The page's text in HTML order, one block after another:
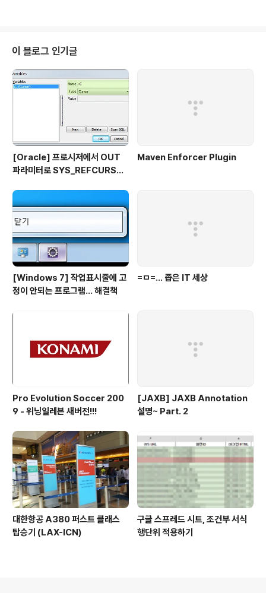
유무 자유) ▶ 추가 혜택 매달 최우수 서포터즈 1명을 뽑아
위메프 50,000P를 드립니다. ▶ 서포터즈는 무엇을 하나
요? 자신의 블로그에 위메프 박스 [이용방법 or 해외직구
방법 or 이용후기]를 올려주시기만 하면 임무완수! ▶ 이벤
트 참여방법 1. 위메프박스 블로그 서포터즈 신청 게..
이 블로그 인기글
[Oracle] 프로시저에서 OUT
파라미터로 SYS_REFCURSO
Maven Enforcer Plugin
[Windows 7] 작업표시줄에 고
정이 안되는 프로그램... 해결책
=ㅁ=... 좁은 IT 세상
Pro Evolution Soccer 200
9 - 위닝일레븐 새버전!!!
[JAXB] JAXB Annotation
설명~ Part. 2
대한항공 A380 퍼스트 클래스
탑승기 (LAX-ICN)
구글 스프레드 시트, 조건부 서식
행단위 적용하기